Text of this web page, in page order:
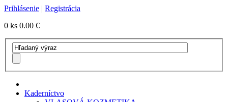
Prihlásenie | Registrácia
0 ks 0.00 €
Kaderníctvo